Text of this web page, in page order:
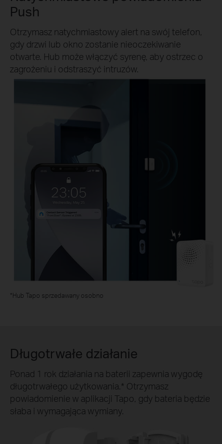
Push
Otrzymasz natychmiastowy alert na swój telefon,
gdy drzwi lub okno zostanie nieoczekiwanie
otwarte. Hub może włączyć syrenę, aby ostrzec o
zagrożeniu i odstraszyć intruzów.
*Hub Tapo sprzedawany osobno
Długotrwałe działanie
Ponad 1 rok działania na baterii zapewnia wygodę
długotrwałego użytkowania.* Otrzymasz
powiadomienie w aplikacji Tapo, gdy bateria będzie
słaba i wymagająca wymiany.